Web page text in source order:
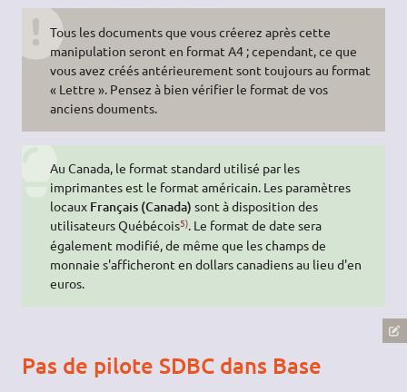
Tous les documents que vous créerez après cette
manipulation seront en format A4 ; cependant, ce que
vous avez créés antérieurement sont toujours au format
« Lettre ». Pensez à bien vérifier le format de vos
anciens douments.
Au Canada, le format standard utilisé par les
imprimantes est le format américain. Les paramètres
locaux Français (Canada) sont à disposition des
utilisateurs Québécois5). Le format de date sera
également modifié, de même que les champs de
monnaie s'afficheront en dollars canadiens au lieu d'en
euros.
Pas de pilote SDBC dans Base